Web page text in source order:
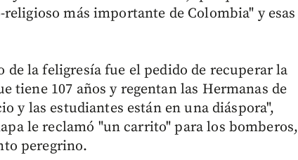
más importante de Colombia" y esas
de la feligresía fue el pedido de recuperar la
tiene 107 años y regentan las Hermanas de
y las estudiantes están en una diáspora",
le reclamó "un carrito" para los bomberos,
peregrino.